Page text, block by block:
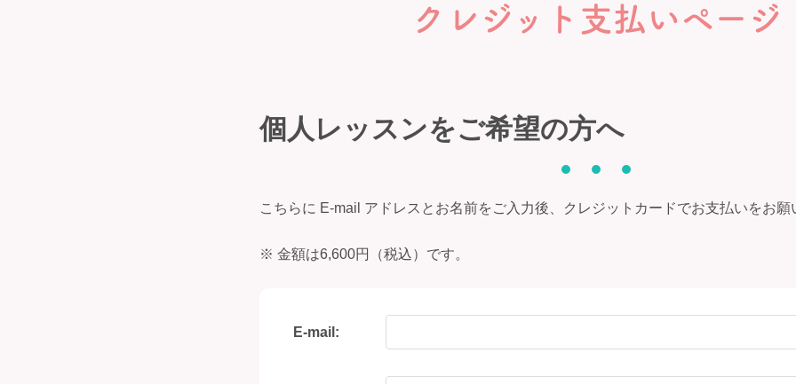
クレジット支払いページ
個人レッスンをご希望の方へ
こちらに E-mail アドレスとお名前をご入力後、クレジットカードでお支払いをお願
※ 金額は6,600円（税込）です。
E-mail: